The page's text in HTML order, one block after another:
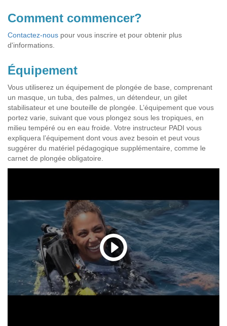
Comment commencer?
Contactez-nous pour vous inscrire et pour obtenir plus
d'informations.
Équipement
Vous utiliserez un équipement de plongée de base, comprenant
un masque, un tuba, des palmes, un détendeur, un gilet
stabilisateur et une bouteille de plongée. L’équipement que vous
portez varie, suivant que vous plongez sous les tropiques, en
milieu tempéré ou en eau froide. Votre instructeur PADI vous
expliquera l’équipement dont vous avez besoin et peut vous
suggérer du matériel pédagogique supplémentaire, comme le
carnet de plongée obligatoire.